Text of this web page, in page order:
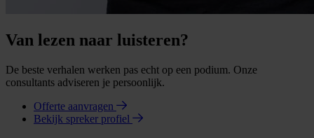
Van lezen naar luisteren?
De beste verhalen werken pas echt op een podium. Onze
consultants adviseren je persoonlijk.
Offerte aanvragen
Bekijk spreker profiel